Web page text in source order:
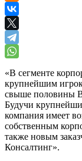
«В сегменте
крупнейшим
свыше половины
Будучи
компания имеет
собственным
также новым
Консалтинг».